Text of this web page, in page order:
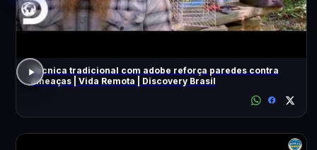
Técnica tradicional com adobe reforça paredes contra
ameaças | Vida Remota | Discovery Brasil